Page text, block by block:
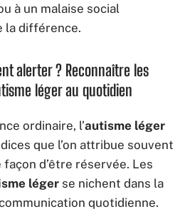
à un malaise social
la différence.
alerter ? Reconnaître les
léger au quotidien
ordinaire, l’autisme léger
que l’on attribue souvent
d’être réservée. Les
léger se nichent dans la
quotidienne.